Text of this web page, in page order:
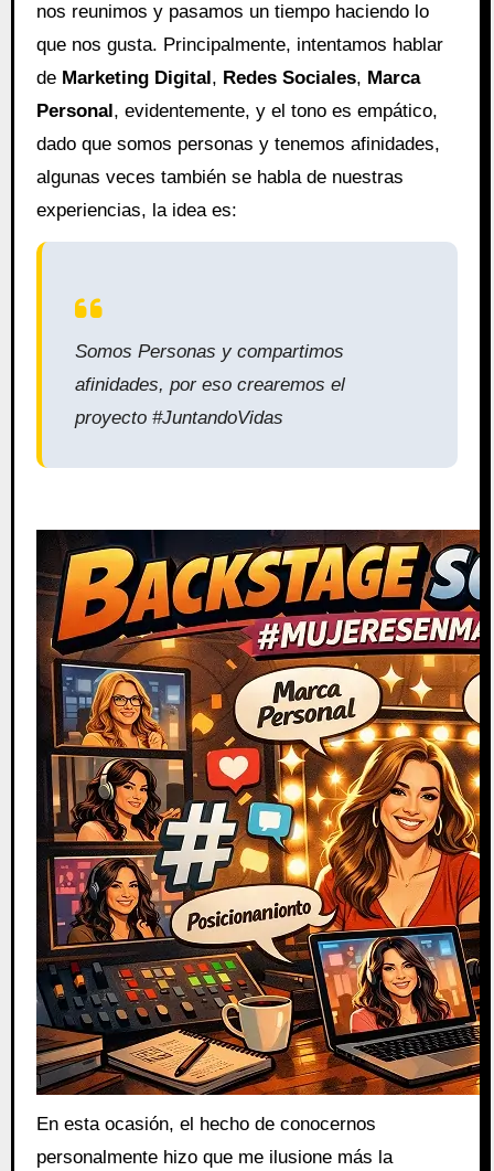
nos reunimos y pasamos un tiempo haciendo lo
que nos gusta. Principalmente, intentamos hablar
de Marketing Digital , Redes Sociales, Marca
Personal , evidentemente, y el tono es empático,
dado que somos personas y tenemos afinidades,
algunas veces también se habla de nuestras
experiencias, la idea es:
Somos Personas y compartimos
afinidades, por eso crearemos el
proyecto #JuntandoVidas
En esta ocasión, el hecho de conocernos
personalmente hizo que me ilusione más la